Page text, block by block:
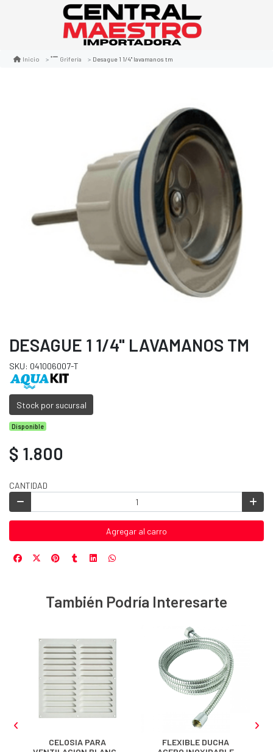
Inicio Grifería Desague 1 1/4" lavamanos tm
DESAGUE 1 1/4" LAVAMANOS TM
SKU: 041006007-T
Stock por sucursal
Disponible
$ 1.800
CANTIDAD
Agregar al carro
También Podría Interesarte
CELOSIA PARA
FLEXIBLE DUCHA